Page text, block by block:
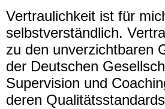
Vertraulichkeit ist für
selbstverständlich.
zu den unverzichtbaren
der Deutschen
Supervision und
deren